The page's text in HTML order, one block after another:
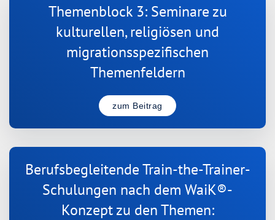
Themenblock 3: Seminare zu
kulturellen, religiösen und
migrationsspezifischen
Themenfeldern
zum Beitrag
Berufsbegleitende Train-the-Trainer-
Schulungen nach dem WaiK®-
Konzept zu den Themen: